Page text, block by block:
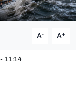
A- A+
11:14